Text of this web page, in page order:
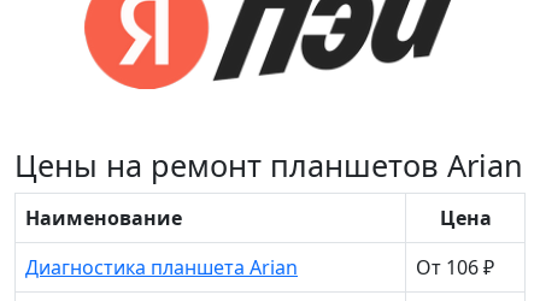
Цены на ремонт планшетов Arian
Наименование
Цена
Диагностика планшета Arian
От 106 ₽